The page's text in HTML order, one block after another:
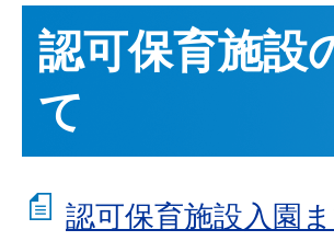
認可保育施設
て
認可保育施設入園